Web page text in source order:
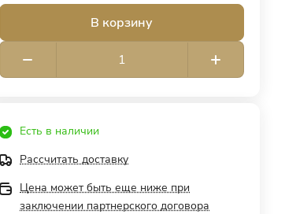
В корзину
Есть в наличии
Рассчитать доставку
Цена может быть еще ниже при
заключении партнерского договора